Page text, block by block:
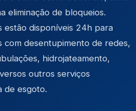
eliminação de bloqueios.
estão disponíveis 24h para
com desentupimento de redes,
hidrojateamento,
outros serviços
de esgoto.